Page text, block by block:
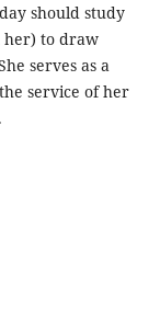
should study
her) to draw
serves as a
service of her